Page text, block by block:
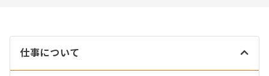
仕事について